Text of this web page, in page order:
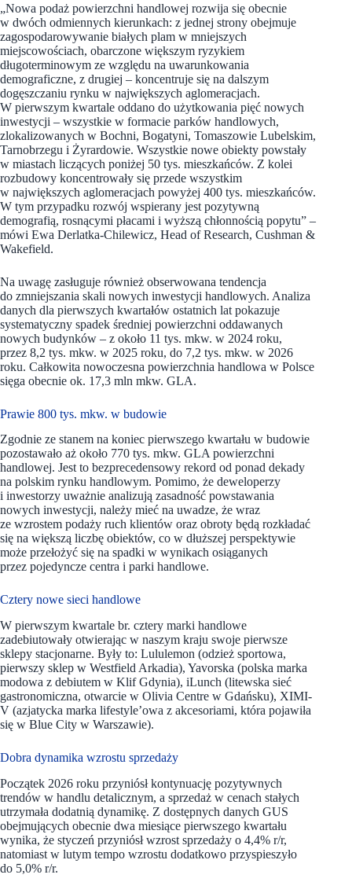
„Nowa podaż powierzchni handlowej rozwija się obecnie
w dwóch odmiennych kierunkach: z jednej strony obejmuje
zagospodarowywanie białych plam w mniejszych
miejscowościach, obarczone większym ryzykiem
długoterminowym ze względu na uwarunkowania
demograficzne, z drugiej – koncentruje się na dalszym
dogęszczaniu rynku w największych aglomeracjach.
W pierwszym kwartale oddano do użytkowania pięć nowych
inwestycji – wszystkie w formacie parków handlowych,
zlokalizowanych w Bochni, Bogatyni, Tomaszowie Lubelskim,
Tarnobrzegu i Żyrardowie. Wszystkie nowe obiekty powstały
w miastach liczących poniżej 50 tys. mieszkańców. Z kolei
rozbudowy koncentrowały się przede wszystkim
w największych aglomeracjach powyżej 400 tys. mieszkańców.
W tym przypadku rozwój wspierany jest pozytywną
demografią, rosnącymi płacami i wyższą chłonnością popytu” –
mówi Ewa Derlatka-Chilewicz, Head of Research, Cushman &
Wakefield.
Na uwagę zasługuje również obserwowana tendencja
do zmniejszania skali nowych inwestycji handlowych. Analiza
danych dla pierwszych kwartałów ostatnich lat pokazuje
systematyczny spadek średniej powierzchni oddawanych
nowych budynków – z około 11 tys. mkw. w 2024 roku,
przez 8,2 tys. mkw. w 2025 roku, do 7,2 tys. mkw. w 2026
roku. Całkowita nowoczesna powierzchnia handlowa w Polsce
sięga obecnie ok. 17,3 mln mkw. GLA.
Prawie 800 tys. mkw. w budowie
Zgodnie ze stanem na koniec pierwszego kwartału w budowie
pozostawało aż około 770 tys. mkw. GLA powierzchni
handlowej. Jest to bezprecedensowy rekord od ponad dekady
na polskim rynku handlowym. Pomimo, że deweloperzy
i inwestorzy uważnie analizują zasadność powstawania
nowych inwestycji, należy mieć na uwadze, że wraz
ze wzrostem podaży ruch klientów oraz obroty będą rozkładać
się na większą liczbę obiektów, co w dłuższej perspektywie
może przełożyć się na spadki w wynikach osiąganych
przez pojedyncze centra i parki handlowe.
Cztery nowe sieci handlowe
W pierwszym kwartale br. cztery marki handlowe
zadebiutowały otwierając w naszym kraju swoje pierwsze
sklepy stacjonarne. Były to: Lululemon (odzież sportowa,
pierwszy sklep w Westfield Arkadia), Yavorska (polska marka
modowa z debiutem w Klif Gdynia), iLunch (litewska sieć
gastronomiczna, otwarcie w Olivia Centre w Gdańsku), XIMI-
V (azjatycka marka lifestyle’owa z akcesoriami, która pojawiła
się w Blue City w Warszawie).
Dobra dynamika wzrostu sprzedaży
Początek 2026 roku przyniósł kontynuację pozytywnych
trendów w handlu detalicznym, a sprzedaż w cenach stałych
utrzymała dodatnią dynamikę. Z dostępnych danych GUS
obejmujących obecnie dwa miesiące pierwszego kwartału
wynika, że styczeń przyniósł wzrost sprzedaży o 4,4% r/r,
natomiast w lutym tempo wzrostu dodatkowo przyspieszyło
do 5,0% r/r.